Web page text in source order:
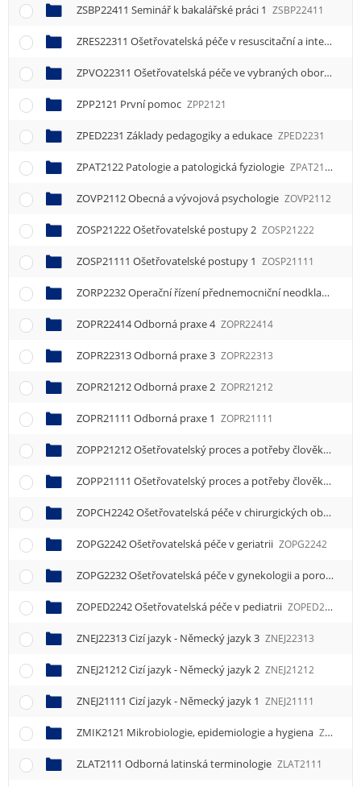
ZSBP22411 Seminář k bakalářské práci 1 ZSBP22411
ZRES22311 Ošetřovatelská péče v resuscitační a intenzivní péči 1
ZPVO22311 Ošetřovatelská péče ve vybraných oborech 1
ZPP2121 První pomoc ZPP2121
ZPED2231 Základy pedagogiky a edukace ZPED2231
ZPAT2122 Patologie a patologická fyziologie ZPAT2122
ZOVP2112 Obecná a vývojová psychologie ZOVP2112
ZOSP21222 Ošetřovatelské postupy 2 ZOSP21222
ZOSP21111 Ošetřovatelské postupy 1 ZOSP21111
ZORP2232 Operační řízení přednemocniční neodkladné péče
ZOPR22414 Odborná praxe 4 ZOPR22414
ZOPR22313 Odborná praxe 3 ZOPR22313
ZOPR21212 Odborná praxe 2 ZOPR21212
ZOPR21111 Odborná praxe 1 ZOPR21111
ZOPP21212 Ošetřovatelský proces a potřeby člověka 2
ZOPP21111 Ošetřovatelský proces a potřeby člověka 1
ZOPCH2242 Ošetřovatelská péče v chirurgických oborech a traumatologii
ZOPG2242 Ošetřovatelská péče v geriatrii ZOPG2242
ZOPG2232 Ošetřovatelská péče v gynekologii a porodnictví
ZOPED2242 Ošetřovatelská péče v pediatrii ZOPED2242
ZNEJ22313 Cizí jazyk - Německý jazyk 3 ZNEJ22313
ZNEJ21212 Cizí jazyk - Německý jazyk 2 ZNEJ21212
ZNEJ21111 Cizí jazyk - Německý jazyk 1 ZNEJ21111
ZMIK2121 Mikrobiologie, epidemiologie a hygiena ZMIK2121
ZLAT2111 Odborná latinská terminologie ZLAT2111